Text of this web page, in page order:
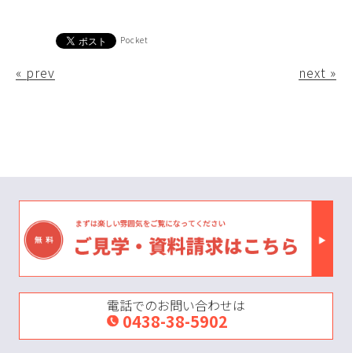
Pocket
« prev next »
電話でのお問い合わせは
0438-38-5902